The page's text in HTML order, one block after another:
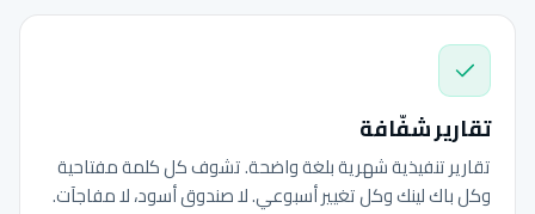
تقارير شفّافة
تقارير تنفيذية شهرية بلغة واضحة. تشوف كل كلمة مفتاحية
وكل باك لينك وكل تغيير أسبوعي. لا صندوق أسود، لا مفاجآت.